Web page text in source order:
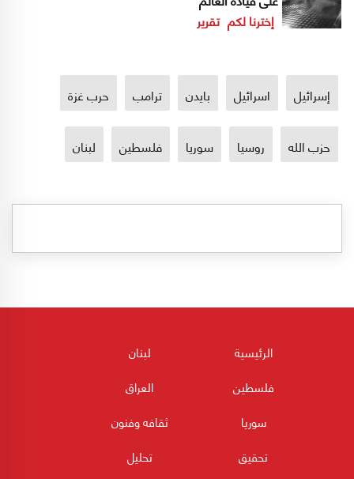
إخترنا لكم تقرير
إسرائيل اسرائيل بايدن ترامب حرب غزة
حزب الله روسيا سوريا فلسطين لبنان
الرئيسية
لبنان
فلسطين
العراق
سوريا
ثقافه وفنون
تحقيق
تحليل